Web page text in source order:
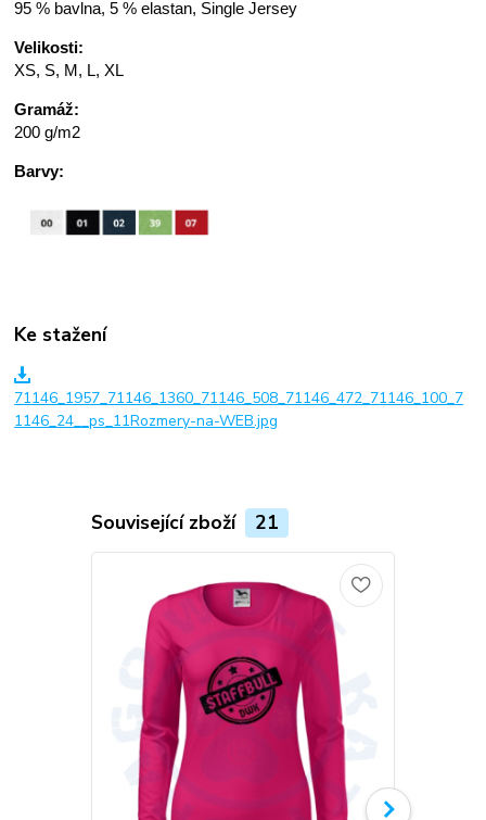
95 % bavlna, 5 % elastan, Single Jersey
Velikosti:
XS, S, M, L, XL
Gramáž:
200 g/m2
Barvy:
Ke stažení
71146_1957_71146_1360_71146_508_71146_472_71146_100_7
1146_24__ps_11Rozmery-na-WEB.jpg
Související zboží 21